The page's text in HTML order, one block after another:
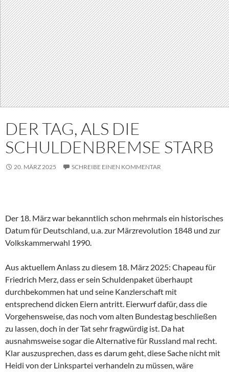
DER TAG, ALS DIE
SCHULDENBREMSE STARB
20. MÄRZ 2025 SCHREIBE EINEN KOMMENTAR
Der 18. März war bekanntlich schon mehrmals ein historisches
Datum für Deutschland, u.a. zur Märzrevolution 1848 und zur
Volkskammerwahl 1990.
Aus aktuellem Anlass zu diesem 18. März 2025: Chapeau für
Friedrich Merz, dass er sein Schuldenpaket überhaupt
durchbekommen hat und seine Kanzlerschaft mit
entsprechend dicken Eiern antritt. Eierwurf dafür, dass die
Vorgehensweise, das noch vom alten Bundestag beschließen
zu lassen, doch in der Tat sehr fragwürdig ist. Da hat
ausnahmsweise sogar die Alternative für Russland mal recht.
Klar auszusprechen, dass es darum geht, diese Sache nicht mit
Heidi von der Linkspartei verhandeln zu müssen, wäre